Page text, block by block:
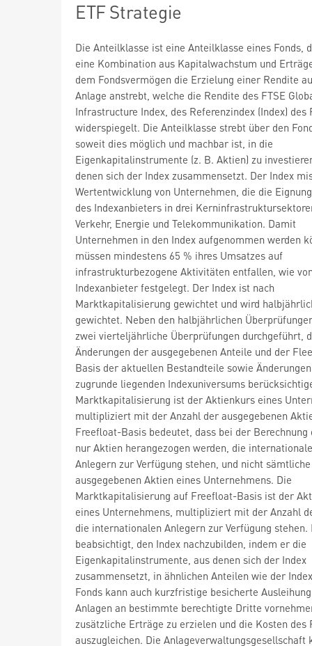
ETF Strategie
Die Anteilklasse ist eine Anteilklasse eines Fonds,
eine Kombination aus Kapitalwachstum und
dem Fondsvermögen die Erzielung einer Rendite
Anlage anstrebt, welche die Rendite des FTSE
Infrastructure Index, des Referenzindex (Index) des
widerspiegelt. Die Anteilklasse strebt über den
soweit dies möglich und machbar ist, in die
Eigenkapitalinstrumente (z. B. Aktien) zu
denen sich der Index zusammensetzt. Der Index
Wertentwicklung von Unternehmen, die die
des Indexanbieters in drei
Verkehr, Energie und Telekommunikation. Damit
Unternehmen in den Index aufgenommen werden
müssen mindestens 65 % ihres Umsatzes auf
infrastrukturbezogene Aktivitäten entfallen, wie
Indexanbieter festgelegt. Der Index ist nach
Marktkapitalisierung gewichtet und wird
gewichtet. Neben den halbjährlichen
zwei vierteljährliche Überprüfungen durchgeführt,
Änderungen der ausgegebenen Anteile und der
Basis der aktuellen Bestandteile sowie
zugrunde liegenden Indexuniversums
Marktkapitalisierung ist der Aktienkurs eines
multipliziert mit der Anzahl der ausgegebenen
Freefloat-Basis bedeutet, dass bei der Berechnung
nur Aktien herangezogen werden, die
Anlegern zur Verfügung stehen, und nicht sämtliche
ausgegebenen Aktien eines Unternehmens. Die
Marktkapitalisierung auf Freefloat-Basis ist der
eines Unternehmens, multipliziert mit der Anzahl
die internationalen Anlegern zur Verfügung stehen.
beabsichtigt, den Index nachzubilden, indem er die
Eigenkapitalinstrumente, aus denen sich der Index
zusammensetzt, in ähnlichen Anteilen wie der
Fonds kann auch kurzfristige besicherte
Anlagen an bestimmte berechtigte Dritte
zusätzliche Erträge zu erzielen und die Kosten des
auszugleichen. Die Anlageverwaltungsgesellschaft